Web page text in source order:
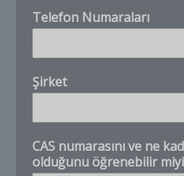
Ş
i
k
t
e
h
t
Telefon Numaraları
Şirket
CAS numarasını ve ne
olduğunu öğrenebilir